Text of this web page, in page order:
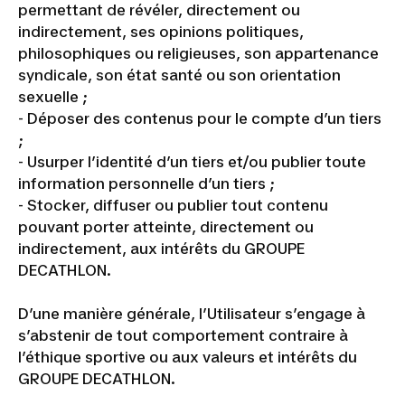
permettant de révéler, directement ou
indirectement, ses opinions politiques,
philosophiques ou religieuses, son appartenance
syndicale, son état santé ou son orientation
sexuelle ;
- Déposer des contenus pour le compte d’un tiers
;
- Usurper l’identité d’un tiers et/ou publier toute
information personnelle d’un tiers ;
- Stocker, diffuser ou publier tout contenu
pouvant porter atteinte, directement ou
indirectement, aux intérêts du GROUPE
DECATHLON.
D’une manière générale, l’Utilisateur s’engage à
s’abstenir de tout comportement contraire à
l’éthique sportive ou aux valeurs et intérêts du
GROUPE DECATHLON.